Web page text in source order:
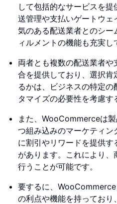
して包括的なサービスを
送管理や支払いゲートウェ
気のある配送業者とのシー
ィルメントの機能も充実し
両者とも複数の配送業者
合を提供しており、選択
るかは、ビジネスの特定
タマイズの必要性を考慮す
また、WooCommerceは
つ組み込みのマーケティ
に割引やリワードを提供
があります。これにより
行うことが可能です。
要するに、
の利点や機能を持っており